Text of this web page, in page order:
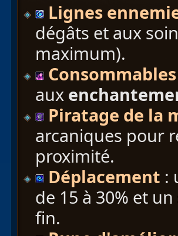
Lignes
dégâts et aux
maximum).
Consommables
aux
Piratage de la
arcaniques pour
proximité.
Déplacement :
de 15 à 30% et un
fin.